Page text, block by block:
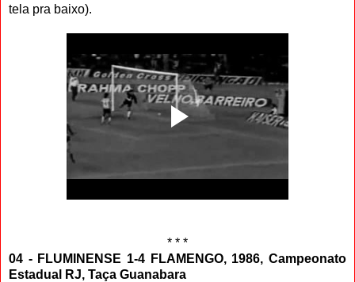
tela pra baixo).
* * *
04 - FLUMINENSE 1-4 FLAMENGO, 1986, Campeonato
Estadual RJ, Taça Guanabara